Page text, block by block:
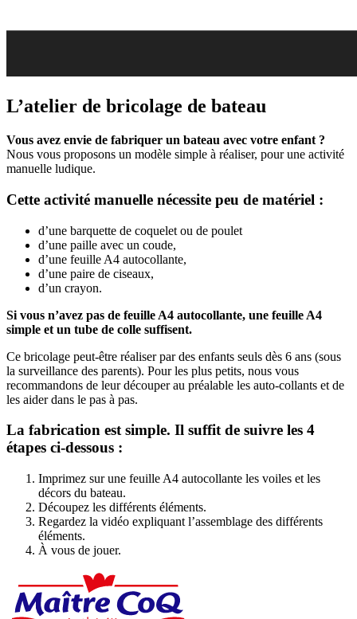
L’atelier de bricolage de bateau
Vous avez envie de fabriquer un bateau avec votre enfant ?
Nous vous proposons un modèle simple à réaliser, pour une activité
manuelle ludique.
Cette activité manuelle nécessite peu de matériel :
d’une barquette de coquelet ou de poulet
d’une paille avec un coude,
d’une feuille A4 autocollante,
d’une paire de ciseaux,
d’un crayon.
Si vous n’avez pas de feuille A4 autocollante, une feuille A4
simple et un tube de colle suffisent.
Ce bricolage peut-être réaliser par des enfants seuls dès 6 ans (sous
la surveillance des parents). Pour les plus petits, nous vous
recommandons de leur découper au préalable les auto-collants et de
les aider dans le pas à pas.
La fabrication est simple. Il suffit de suivre les 4
étapes ci-dessous :
Imprimez sur une feuille A4 autocollante les voiles et les
décors du bateau.
Découpez les différents éléments.
Regardez la vidéo expliquant l’assemblage des différents
éléments.
À vous de jouer.